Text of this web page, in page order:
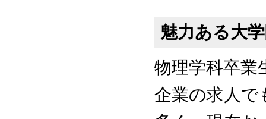
魅力ある大
物理学科卒業
企業の求人で